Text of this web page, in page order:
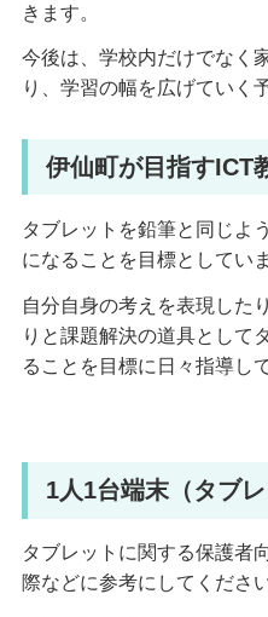
きます。
今後は、学校内だけでなく
り、学習の幅を広げていく
伊仙町が目指すICT
タブレットを鉛筆と同じよ
になることを目標としていま
自分自身の考えを表現した
りと課題解決の道具として
ることを目標に日々指導し
1人1台端末（タブ
タブレットに関する保護者
際などに参考にしてください